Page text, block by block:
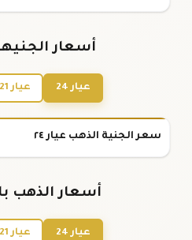
أسعار
عيار 24 عيار 21
سعر الجنية الذهب عيار ٢٤
أسعار الذهب
عيار 24 عيار 21